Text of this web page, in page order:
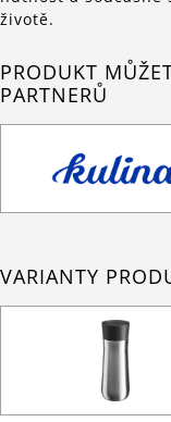
životě.
PRODUKT
PARTNERŮ
VARIANTY